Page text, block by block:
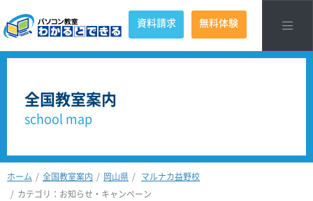
資料請求 無料体験
全国教室案内
school map
ホーム 全国教室案内 岡山県
マルナカ益野校
カテゴリ：お知らせ・キャンペーン